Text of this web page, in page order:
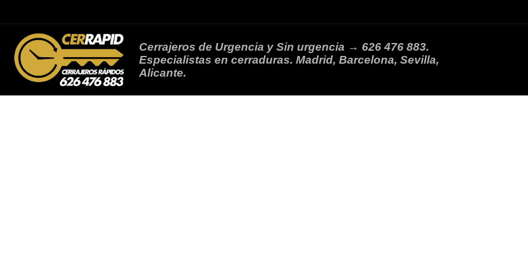
Cerrajeros de Urgencia y Sin urgencia → 626 476 883.
Especialistas en cerraduras. Madrid, Barcelona, Sevilla,
Alicante.